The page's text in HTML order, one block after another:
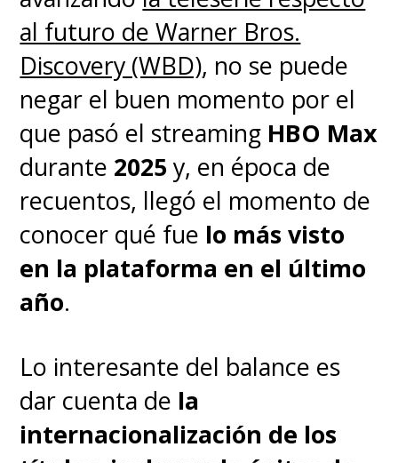
polémicas.
El streaming también posee las
ocho películas de la franquicia
yel programa de concursos
"Torneo de las Casas de
Hogwarts" con Helen Mirren.
Mientras que en la pantalla
grande, la saga mágica sigue
de la saga de "Newt
Scamander", titulado
Fantásticos: Los Secretos de
al futuro de Warner Bros.
Discovery (WBD), no se puede
negar el buen momento por el
que pasó el streaming HBO Max
durante 2025 y, en época de
recuentos, llegó el momento de
conocer qué fue lo más visto
en la plataforma en el último
año.
Lo interesante del balance es
dar cuenta de la
internacionalización de los